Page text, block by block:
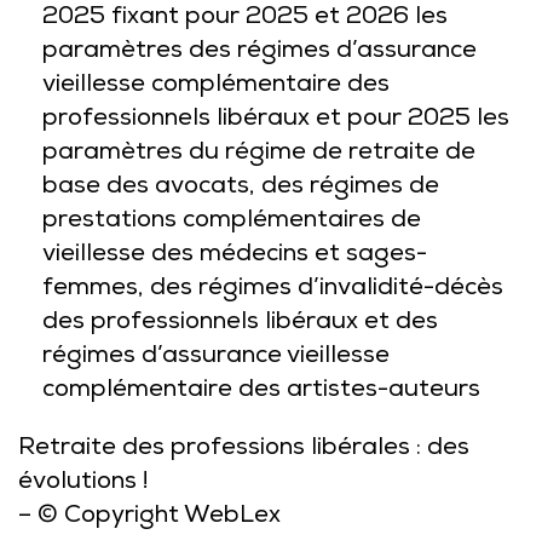
2025 fixant pour 2025 et 2026 les
paramètres des régimes d’assurance
vieillesse complémentaire des
professionnels libéraux et pour 2025 les
paramètres du régime de retraite de
base des avocats, des régimes de
prestations complémentaires de
vieillesse des médecins et sages-
femmes, des régimes d’invalidité-décès
des professionnels libéraux et des
régimes d’assurance vieillesse
complémentaire des artistes-auteurs
Retraite des professions libérales : des
évolutions !
– © Copyright WebLex